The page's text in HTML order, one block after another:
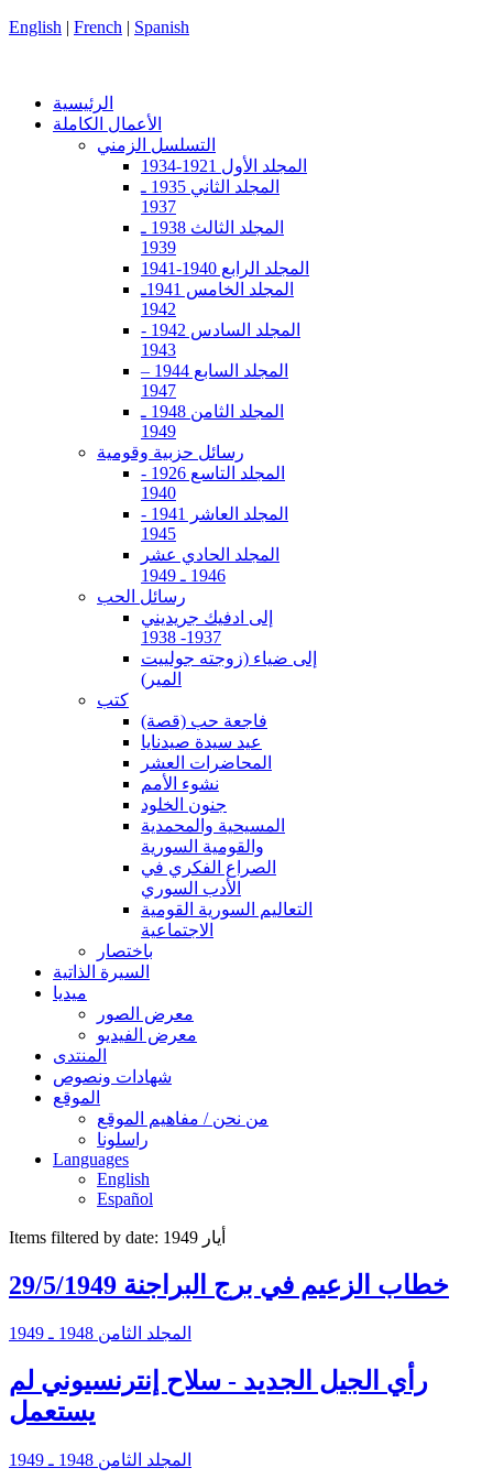
English | French | Spanish
الرئيسية
الأعمال الكاملة
التسلسل الزمني
المجلد الأول 1921-1934
المجلد الثاني 1935 ـ
1937
المجلد الثالث 1938 ـ
1939
المجلد الرابع 1940-1941
المجلد الخامس 1941ـ
1942
المجلد السادس 1942 -
1943
المجلد السابع 1944 –
1947
المجلد الثامن 1948 ـ
1949
رسائل حزبية وقومية
المجلد التاسع 1926 -
1940
المجلد العاشر 1941 -
1945
المجلد الحادي عشر
1946 ـ 1949
رسائل الحب
إلى ادفيك جريديني
1937- 1938
إلى ضياء (زوجته جولييت
المير)
كتب
فاجعة حب (قصة)
عيد سيدة صيدنايا
المحاضرات العشر
نشوء الأمم
جنون الخلود
المسيحية والمحمدية
والقومية السورية
الصراع الفكري في
الأدب السوري
التعاليم السورية القومية
الاجتماعية
باختصار
السيرة الذاتية
ميديا
معرض الصور
معرض الفيديو
المنتدى
شهادات ونصوص
الموقع
من نحن / مفاهيم الموقع
راسلونا
Languages
English
Español
Items filtered by date: أيار 1949
خطاب الزعيم في برج البراجنة 29/5/1949
المجلد الثامن 1948 ـ 1949
رأي الجيل الجديد - سلاح إنترنسيوني لم
يستعمل
المجلد الثامن 1948 ـ 1949